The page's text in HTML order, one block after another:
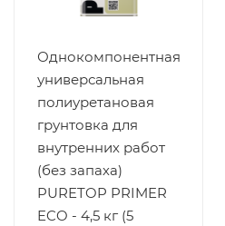
Однокомпонентная
универсальная
полиуретановая
грунтовка для
внутренних работ
(без запаха)
PURETOP PRIMER
ECO - 4,5 кг (5